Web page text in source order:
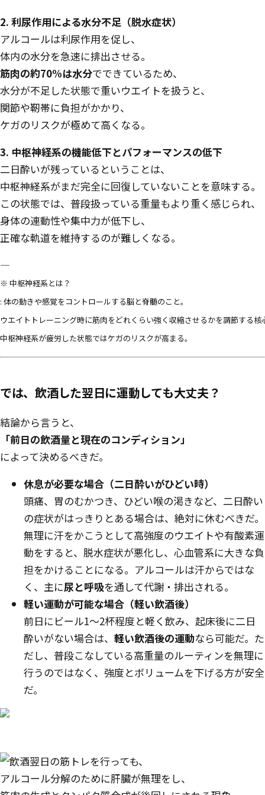
2. 利尿作用による水分不足（脱水症状）
アルコールは利尿作用を促し、
体内の水分を急速に排出させる。
筋肉の約70%は水分でできているため、
水分が不足した状態で重いウエイトを扱うと、
関節や靭帯に負担がかかり、
ケガのリスクが極めて高くなる。
3. 中枢神経系の機能低下とパフォーマンスの低下
二日酔いが残っているということは、
中枢神経系がまだ完全に回復していないことを意味する。
この状態では、普段扱っている重量もより重く感じられ、
身体の連動性や集中力が低下し、
正確な軌道を維持するのが難しくなる。
—
※ 中枢神経系とは？
: 体の動きや感覚をコントロールする脳と脊髄のこと。
ウエイトトレーニング時に筋肉をどれくらい強く収縮させるかを調節する
中枢神経系が疲労した状態ではケガのリスクが高まる。
では、飲酒した翌日に運動しても大丈夫？
結論から言うと、
「前日の飲酒量と現在のコンディション」
によって決めるべきだ。
休息が必要な場合（二日酔いがひどい時）
頭痛、胃のむかつき、ひどい喉の渇きなど、二日酔い
の症状がはっきりとある場合は、絶対に休むべきだ。
無理に汗をかこうとして高強度のウエイトや有酸素運
動をすると、脱水症状が悪化し、心血管系に大きな負
担をかけることになる。アルコールは汗からではな
く、主に尿と呼吸を通して代謝・排出される。
軽い運動が可能な場合（軽い飲酒後）
前日にビール1〜2杯程度と軽く飲み、起床後に二日
酔いがない場合は、 軽い飲酒後の運動なら可能だ。た
だし、普段こなしている高重量のルーティンを無理に
行うのではなく、強度とボリュームを下げる方が安全
だ。